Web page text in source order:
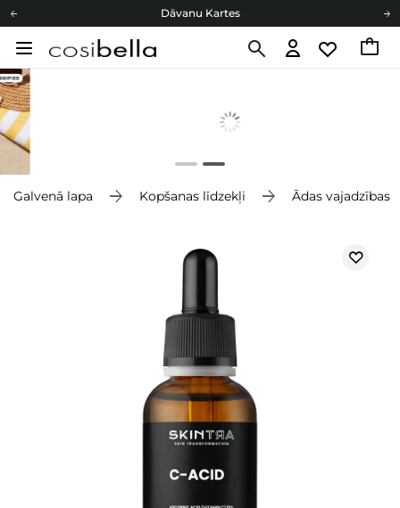
Dāvanu Kartes
Cosibella lojalitātes programma
Galvenā lapa Kopšanas līdzekļi Ādas vajadzības